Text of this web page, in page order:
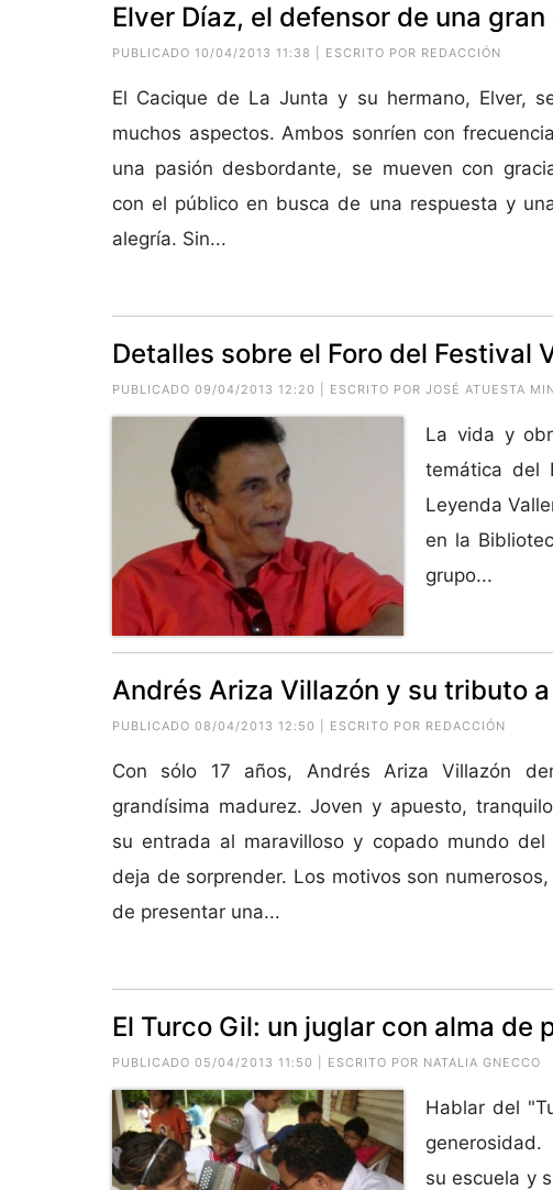
Elver Díaz, el defensor de una
PUBLICADO 10/04/2013 11:38 | ESCRITO POR REDACCIÓN
El Cacique de La Junta y su hermano, Elver,
muchos aspectos. Ambos sonríen con
una pasión desbordante, se mueven con
con el público en busca de una respuesta y
alegría. Sin...
Detalles sobre el Foro del Festival
PUBLICADO 09/04/2013 12:20 | ESCRITO POR JOSÉ ATUESTA
La vida y
temática del
Leyenda
en la
grupo...
Andrés Ariza Villazón y su tributo
PUBLICADO 08/04/2013 12:50 | ESCRITO POR REDACCIÓN
Con sólo 17 años, Andrés Ariza Villazón
grandísima madurez. Joven y apuesto,
su entrada al maravilloso y copado mundo del
deja de sorprender. Los motivos son
de presentar una...
El Turco Gil: un juglar con alma de
PUBLICADO 05/04/2013 11:50 | ESCRITO POR NATALIA GNECCO
Hablar del
su escuela y